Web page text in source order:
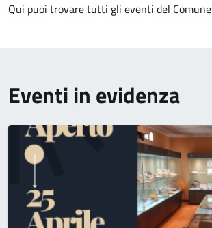
Qui puoi trovare tutti gli eventi del Comune
Eventi in evidenza